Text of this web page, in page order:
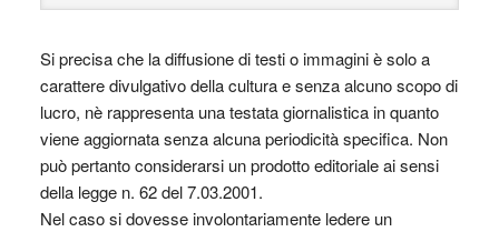
Si precisa che la diffusione di testi o immagini è solo a
carattere divulgativo della cultura e senza alcuno scopo di
lucro, nè rappresenta una testata giornalistica in quanto
viene aggiornata senza alcuna periodicità specifica. Non
può pertanto considerarsi un prodotto editoriale ai sensi
della legge n. 62 del 7.03.2001.
Nel caso si dovesse involontariamente ledere un